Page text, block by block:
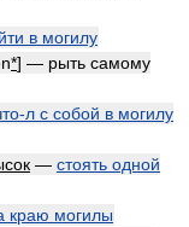
в могилу
*] — рыть самому
л с собой в могилу
— стоять одной
краю могилы